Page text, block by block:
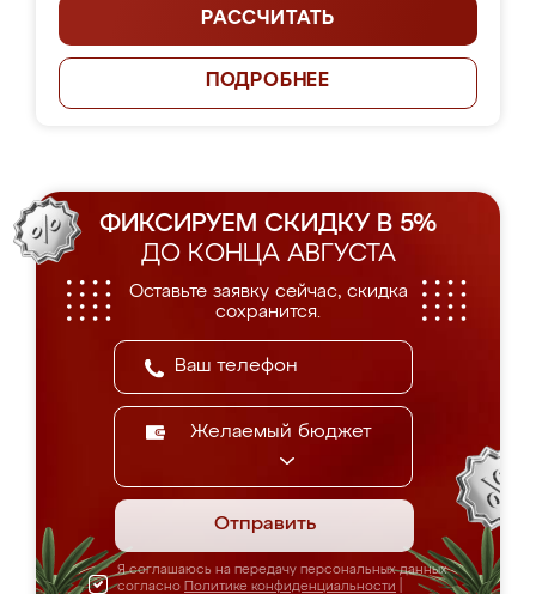
РАССЧИТАТЬ
ПОДРОБНЕЕ
ФИКСИРУЕМ СКИДКУ В 5%
ДО КОНЦА АВГУСТА
Оставьте заявку сейчас, скидка
сохранится.
Желаемый бюджет
Отправить
Я соглашаюсь на передачу персональных данных
согласно Политике конфиденциальности